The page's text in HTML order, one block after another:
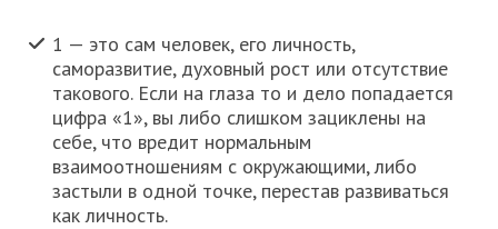
1 — это сам человек, его личность,
саморазвитие, духовный рост или отсутствие
такового. Если на глаза то и дело попадается
цифра «1», вы либо слишком зациклены на
себе, что вредит нормальным
взаимоотношениям с окружающими, либо
застыли в одной точке, перестав развиваться
как личность.